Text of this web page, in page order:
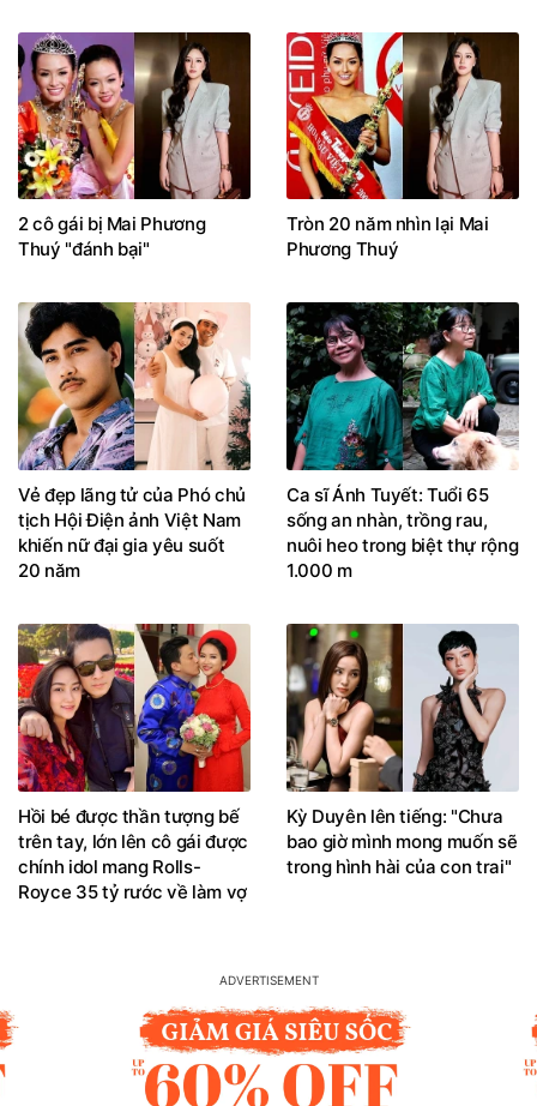
2 cô gái bị Mai Phương
Thuý "đánh bại"
Tròn 20 năm nhìn lại Mai
Phương Thuý
Vẻ đẹp lãng tử của Phó chủ
tịch Hội Điện ảnh Việt Nam
khiến nữ đại gia yêu suốt
20 năm
Ca sĩ Ánh Tuyết: Tuổi 65
sống an nhàn, trồng rau,
nuôi heo trong biệt thự rộng
1.000 m
Hồi bé được thần tượng bế
trên tay, lớn lên cô gái được
chính idol mang Rolls-
Royce 35 tỷ rước về làm vợ
Kỳ Duyên lên tiếng: "Chưa
bao giờ mình mong muốn sẽ
trong hình hài của con trai"